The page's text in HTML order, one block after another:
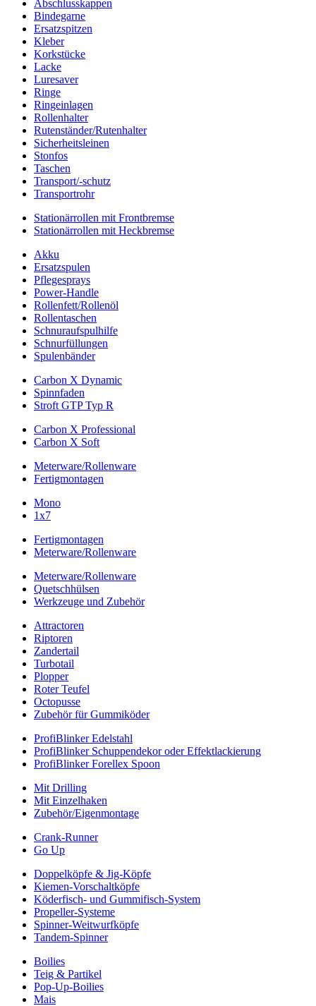
Abschlusskappen
Bindegarne
Ersatzspitzen
Kleber
Korkstücke
Lacke
Luresaver
Ringe
Ringeinlagen
Rollenhalter
Rutenständer/Rutenhalter
Sicherheitsleinen
Stonfos
Taschen
Transport/-schutz
Transportrohr
Stationärrollen mit Frontbremse
Stationärrollen mit Heckbremse
Akku
Ersatzspulen
Pflegesprays
Power-Handle
Rollenfett/Rollenöl
Rollentaschen
Schnuraufspulhilfe
Schnurfüllungen
Spulenbänder
Carbon X Dynamic
Spinnfaden
Stroft GTP Typ R
Carbon X Professional
Carbon X Soft
Meterware/Rollenware
Fertigmontagen
Mono
1x7
Fertigmontagen
Meterware/Rollenware
Meterware/Rollenware
Quetschhülsen
Werkzeuge und Zubehör
Attractoren
Riptoren
Zandertail
Turbotail
Plopper
Roter Teufel
Octopusse
Zubehör für Gummiköder
ProfiBlinker Edelstahl
ProfiBlinker Schuppendekor oder Effektlackierung
ProfiBlinker Forellex Spoon
Mit Drilling
Mit Einzelhaken
Zubehör/Eigenmontage
Crank-Runner
Go Up
Doppelköpfe & Jig-Köpfe
Kiemen-Vorschaltköpfe
Köderfisch- und Gummifisch-System
Propeller-Systeme
Spinner-Weitwurfköpfe
Tandem-Spinner
Boilies
Teig & Partikel
Pop-Up-Boilies
Mais